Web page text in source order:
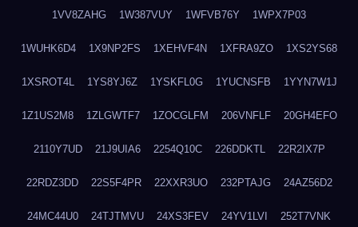
1VV8ZAHG 1W387VUY 1WFVB76Y 1WPX7P03
1WUHK6D4 1X9NP2FS 1XEHVF4N 1XFRA9ZO 1XS2YS68
1XSROT4L 1YS8YJ6Z 1YSKFL0G 1YUCNSFB 1YYN7W1J
1Z1US2M8 1ZLGWTF7 1ZOCGLFM 206VNFLF 20GH4EFO
2110Y7UD 21J9UIA6 2254Q10C 226DDKTL 22R2IX7P
22RDZ3DD 22S5F4PR 22XXR3UO 232PTAJG 24AZ56D2
24MC44U0 24TJTMVU 24XS3FEV 24YV1LVI 252T7VNK